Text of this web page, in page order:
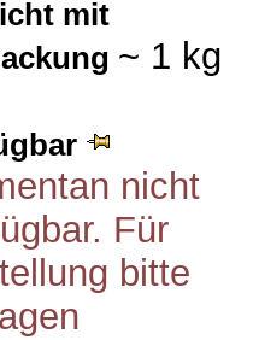
mit
~ 1 kg
nicht
Für
bitte